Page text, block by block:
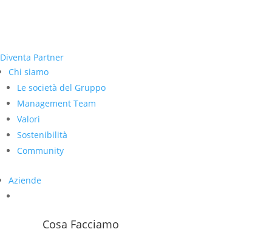
Diventa Partner
Chi siamo
Le società del Gruppo
Management Team
Valori
Sostenibilità
Community
Aziende
Cosa Facciamo